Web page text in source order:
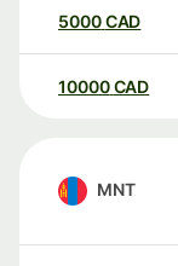
5000CAD
10000 CAD
MNT